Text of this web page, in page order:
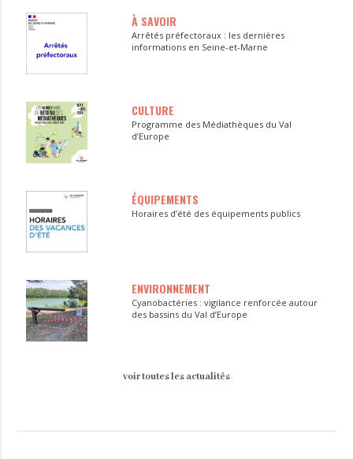
À SAVOIR
Arrêtés préfectoraux : les dernières
informations en Seine-et-Marne
CULTURE
Programme des Médiathèques du Val
d’Europe
ÉQUIPEMENTS
Horaires d’été des équipements publics
ENVIRONNEMENT
Cyanobactéries : vigilance renforcée autour
des bassins du Val d’Europe
voir toutes les actualités